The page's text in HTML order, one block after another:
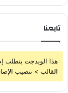
تابعنا
هذا الويدجت يتطلب
القالب > تنصيب